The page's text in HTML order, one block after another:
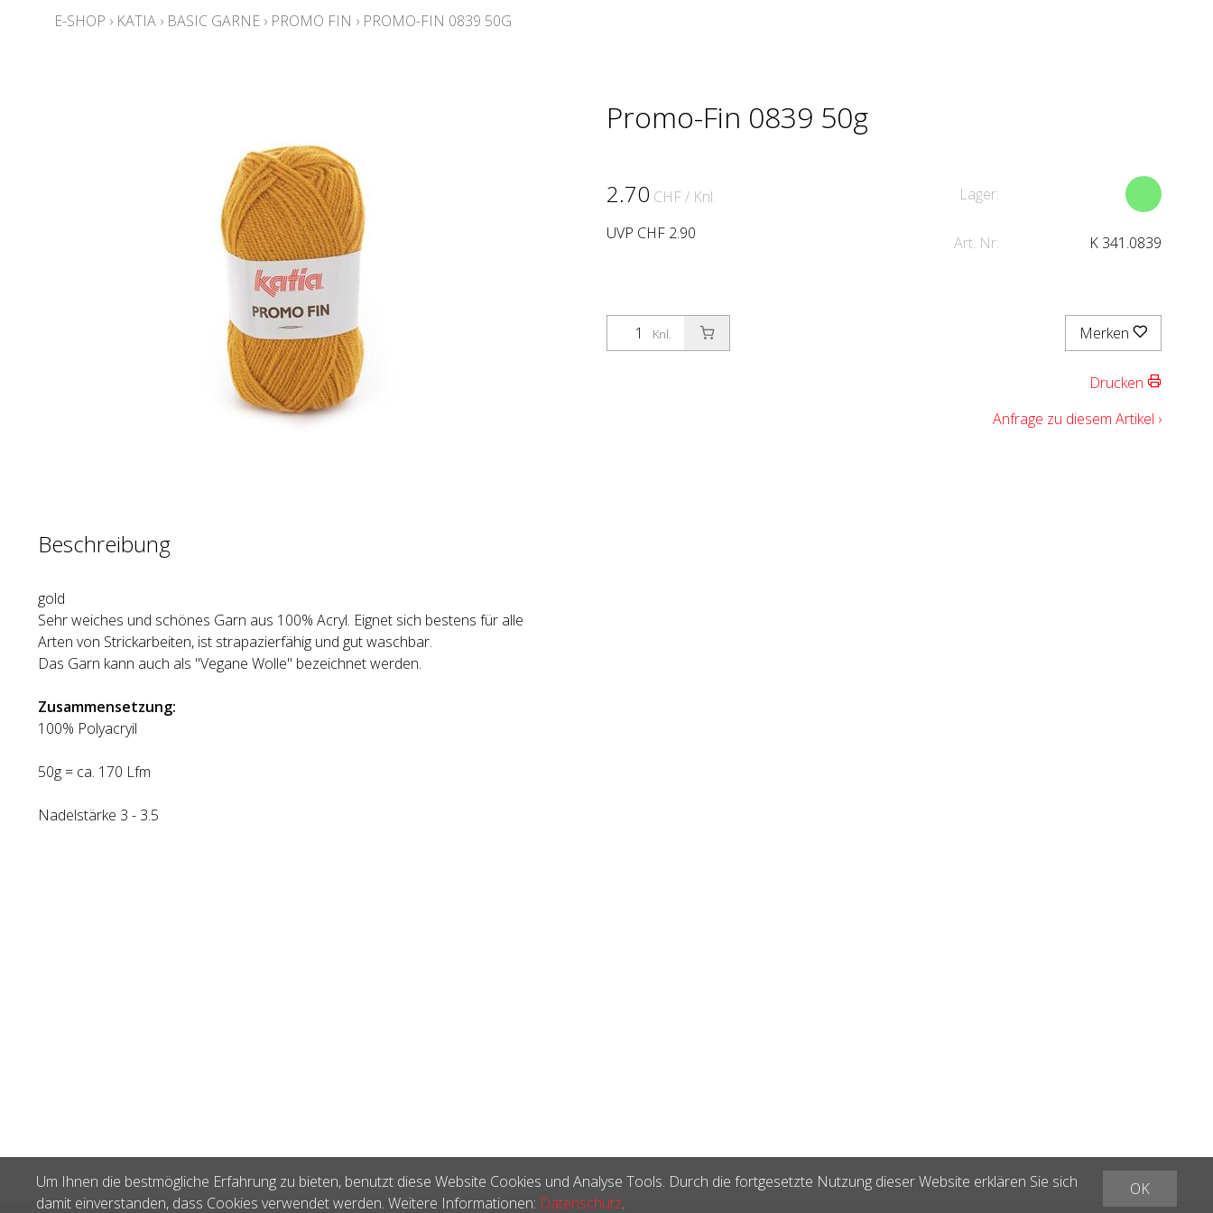
E-SHOP › KATIA › BASIC GARNE › PROMO FIN › PROMO-FIN 0839 50G
Promo-Fin 0839 50g
2.70 CHF / Knl.
UVP CHF 2.90
Lager:
Art. Nr: K 341.0839
Knl. Merken
Drucken
Anfrage zu diesem Artikel ›
Beschreibung
gold
Sehr weiches und schönes Garn aus 100% Acryl. Eignet sich bestens für alle
Arten von Strickarbeiten, ist strapazierfähig und gut waschbar.
Das Garn kann auch als "Vegane Wolle" bezeichnet werden.
Zusammensetzung:
100% Polyacryil
50g = ca. 170 Lfm
Nadelstärke 3 - 3.5
OK
Um Ihnen die bestmögliche Erfahrung zu bieten, benutzt diese Website Cookies und Analyse Tools. Durch die fortgesetzte Nutzung dieser Website erklären Sie sich
damit einverstanden, dass Cookies verwendet werden. Weitere Informationen: Datenschutz.